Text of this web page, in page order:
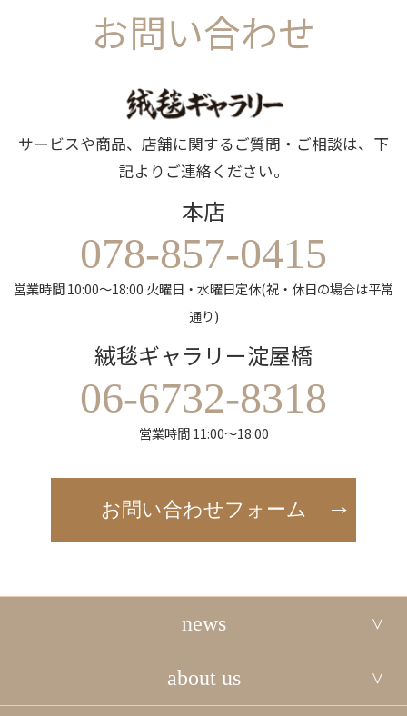
お問い合わせ
サービスや商品、店舗に関するご質問・ご相談は、下
記よりご連絡ください。
本店
078-857-0415
営業時間 10:00～18:00 火曜日・水曜日定休(祝・休日の場合は平常
通り)
絨毯ギャラリー淀屋橋
06-6732-8318
営業時間 11:00～18:00
お問い合わせフォーム
news
about us